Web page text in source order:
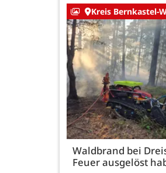
Kreis Bernkastel-
Waldbrand bei
Feuer ausgelöst